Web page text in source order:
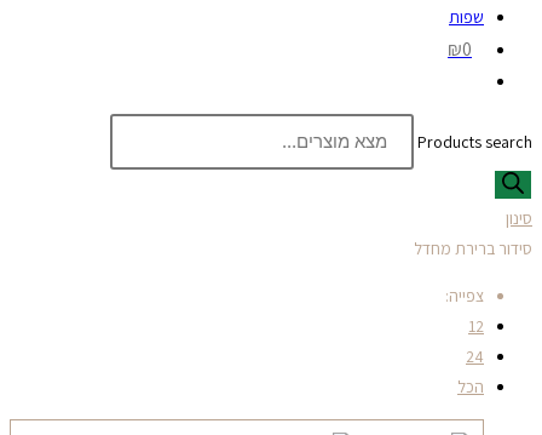
שפות
₪0
Products search
סינון
סידור ברירת מחדל
צפייה:
12
24
הכל